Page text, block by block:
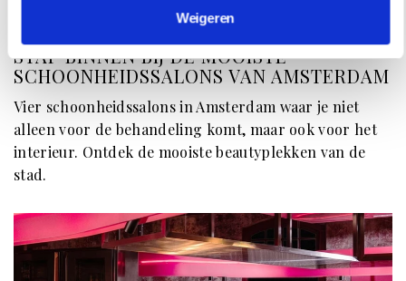
Weigeren
STAP BINNEN BIJ DE MOOISTE
SCHOONHEIDSSALONS VAN AMSTERDAM
Vier schoonheidssalons in Amsterdam waar je niet
alleen voor de behandeling komt, maar ook voor het
interieur. Ontdek de mooiste beautyplekken van de
stad.